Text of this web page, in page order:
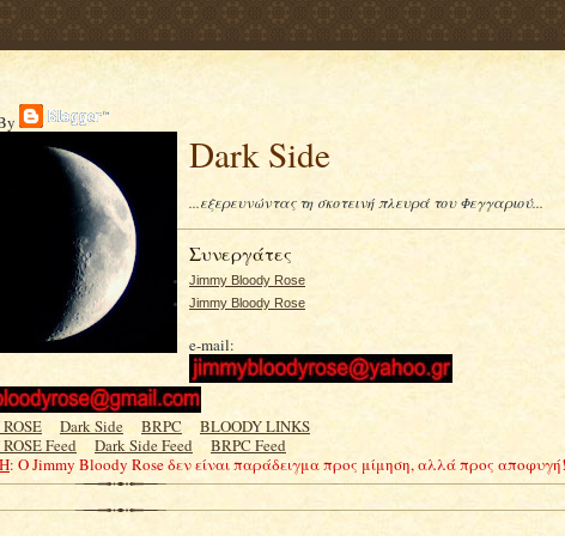
Dark Side
...εξερευνώντας τη σκοτεινή πλευρά του Φεγγαριού...
Συνεργάτες
Jimmy Bloody Rose
Jimmy Bloody Rose
e-mail:
.....Dark Side.....BRPC.....BLOODY LINKS
Feed.....Dark Side Feed.....BRPC Feed
: Ο Jimmy Bloody Rose δεν είναι παράδειγμα προς μίμηση, αλλά προς αποφυγή!